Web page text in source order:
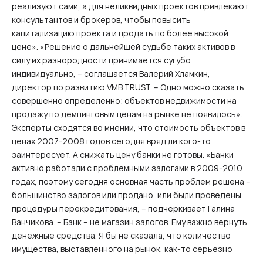
реализуют сами, а для неликвидных проектов привлекают
консультантов и брокеров, чтобы повысить
капитализацию проекта и продать по более высокой
цене». «Решение о дальнейшей судьбе таких активов в
силу их разнородности принимается сугубо
индивидуально, – соглашается Валерий Хламкин,
директор по развитию VMB TRUST. – Одно можно сказать
совершенно определенно: объектов недвижимости на
продажу по демпинговым ценам на рынке не появилось».
Эксперты сходятся во мнении, что стоимость объектов в
ценах 2007-2008 годов сегодня вряд ли кого-то
заинтересует. А снижать цену банки не готовы. «Банки
активно работали с проблемными залогами в 2009-2010
годах, поэтому сегодня основная часть проблем решена –
большинство залогов или продано, или были проведены
процедуры перекредитования, – подчеркивает Галина
Ванчикова. – Банк – не магазин залогов. Ему важно вернуть
денежные средства. Я бы не сказала, что количество
имущества, выставленного на рынок, как-то серьезно